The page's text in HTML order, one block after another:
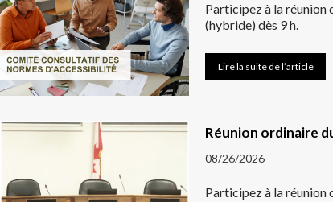
Participez à la réunion
(hybride) dès 9 h.
Lire la suite de l’article
Réunion ordinaire
08/26/2026
Participez à la réunion